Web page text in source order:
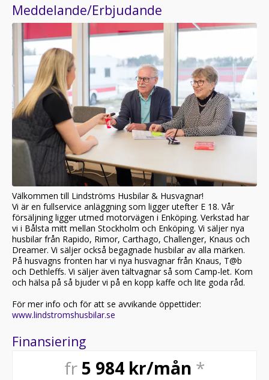
Meddelande/Erbjudande
Välkommen till Lindströms Husbilar & Husvagnar!
Vi är en fullservice anläggning som ligger utefter E 18. Vår
försäljning ligger utmed motorvägen i Enköping. Verkstad har
vi i Bålsta mitt mellan Stockholm och Enköping. Vi säljer nya
husbilar från Rapido, Rimor, Carthago, Challenger, Knaus och
Dreamer. Vi säljer också begagnade husbilar av alla märken.
På husvagns fronten har vi nya husvagnar från Knaus, T@b
och Dethleffs. Vi säljer även tältvagnar så som Camp-let. Kom
och hälsa på så bjuder vi på en kopp kaffe och lite goda råd.
För mer info och för att se avvikande öppettider:
www.lindstromshusbilar.se
Finansiering
fr 5 984 kr/mån *